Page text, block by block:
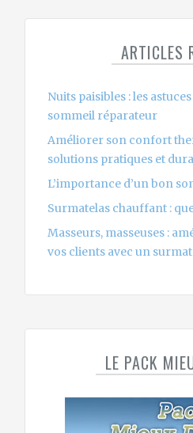
ARTICLES
Nuits paisibles : les
sommeil réparateur
Améliorer son confort
solutions pratiques et
L’importance d’un bon
Surmatelas chauffant :
Masseurs, masseuses :
vos clients avec un
LE PACK